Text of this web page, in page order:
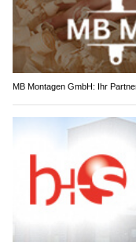
MB Montagen GmbH: Ihr